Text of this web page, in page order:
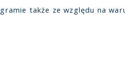
także ze względu na